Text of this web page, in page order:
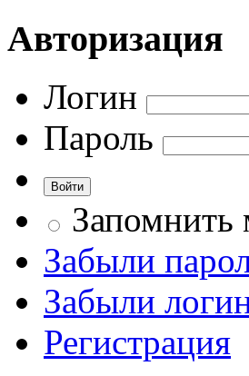
Авторизация
Логин
Пароль
Запомнить
Забыли
Забыли
Регистрация